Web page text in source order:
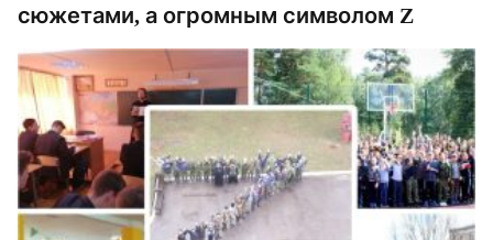
сюжетами, а огромным символом Z